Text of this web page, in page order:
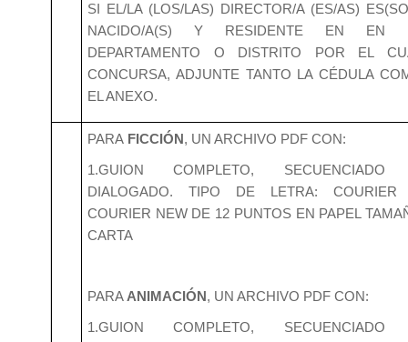
SI EL/LA (LOS/LAS) DIRECTOR/A (ES/AS)
NACIDO/A(S) Y RESIDENTE EN EN
DEPARTAMENTO O DISTRITO POR EL
CONCURSA, ADJUNTE TANTO LA CÉDULA
EL ANEXO.
PARA FICCIÓN, UN ARCHIVO PDF CON:
1.GUION COMPLETO,
DIALOGADO. TIPO DE LETRA:
COURIER NEW DE 12 PUNTOS EN PAPEL
CARTA
PARA ANIMACIÓN, UN ARCHIVO PDF CON:
1.GUION COMPLETO,